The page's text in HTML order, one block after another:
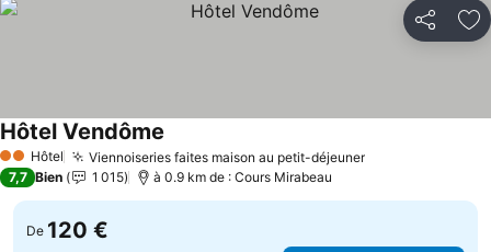
Partager
2 Étoiles
Hôtel Viennoiseries faites maison au petit-déjeuner
Hôtel Vendôme
7,7 Bien 1 015 à 0.9 km de : Cours Mirabeau
De 120 €